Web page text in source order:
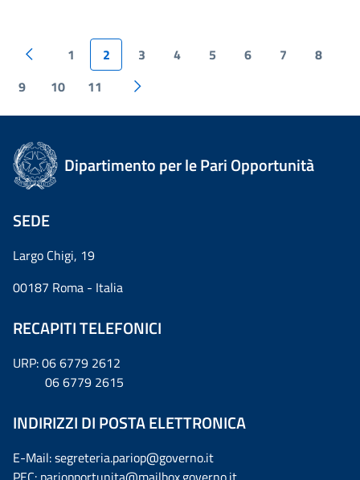
1 2 3 4 5 6 7
8
9
10 11
Dipartimento per le Pari Opportunità
SEDE
Largo Chigi, 19
00187 Roma - Italia
RECAPITI TELEFONICI
URP: 06 6779 2612
06 6779 2615
INDIRIZZI DI POSTA ELETTRONICA
E-Mail: segreteria.pariop@governo.it